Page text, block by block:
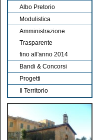
Albo Pretorio
Modulistica
Amministrazione
Trasparente
fino all'anno 2014
Bandi & Concorsi
Progetti
Il Territorio